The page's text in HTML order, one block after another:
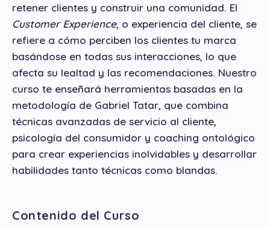
retener clientes y construir una comunidad. El
Customer Experience, o experiencia del cliente, se
refiere a cómo perciben los clientes tu marca
basándose en todas sus interacciones, lo que
afecta su lealtad y las recomendaciones. Nuestro
curso te enseñará herramientas basadas en la
metodología de Gabriel Tatar, que combina
técnicas avanzadas de servicio al cliente,
psicología del consumidor y coaching ontológico
para crear experiencias inolvidables y desarrollar
habilidades tanto técnicas como blandas.
Contenido del Curso